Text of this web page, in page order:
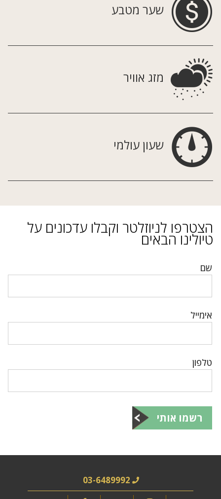
שער מטבע
מזג אוויר
שעון עולמי
הצטרפו לניוזלטר וקבלו עדכונים על
טיולינו הבאים
שם
אימייל
טלפון
רשמו אותי
03-6489992